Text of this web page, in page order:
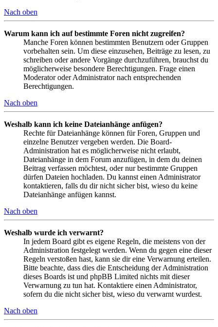
Nach oben
Warum kann ich auf bestimmte Foren nicht zugreifen?
Manche Foren können bestimmten Benutzern oder Gruppen
vorbehalten sein. Um diese einzusehen, Beiträge zu lesen, zu
schreiben oder andere Vorgänge durchzuführen, brauchst du
möglicherweise besondere Berechtigungen. Frage einen
Moderator oder Administrator nach entsprechenden
Berechtigungen.
Nach oben
Weshalb kann ich keine Dateianhänge anfügen?
Rechte für Dateianhänge können für Foren, Gruppen und
einzelne Benutzer vergeben werden. Die Board-
Administration hat es möglicherweise nicht erlaubt,
Dateianhänge in dem Forum anzufügen, in dem du deinen
Beitrag verfassen möchtest, oder nur bestimmte Gruppen
dürfen Dateien hochladen. Du kannst einen Administrator
kontaktieren, falls du dir nicht sicher bist, wieso du keine
Dateianhänge anfügen kannst.
Nach oben
Weshalb wurde ich verwarnt?
In jedem Board gibt es eigene Regeln, die meistens von der
Administration festgelegt werden. Wenn du gegen eine dieser
Regeln verstoßen hast, kann sie dir eine Verwarnung erteilen.
Bitte beachte, dass dies die Entscheidung der Administration
dieses Boards ist und phpBB Limited nichts mit dieser
Verwarnung zu tun hat. Kontaktiere einen Administrator,
sofern du die nicht sicher bist, wieso du verwarnt wurdest.
Nach oben